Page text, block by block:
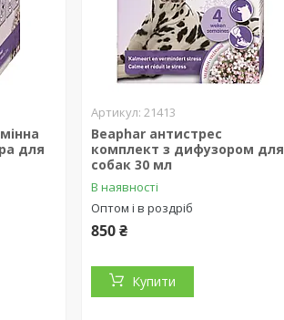
для
21413
Beaphar антистрес
комплект з дифузором для
собак 30 мл
В наявності
Оптом і в роздріб
850 ₴
Купити